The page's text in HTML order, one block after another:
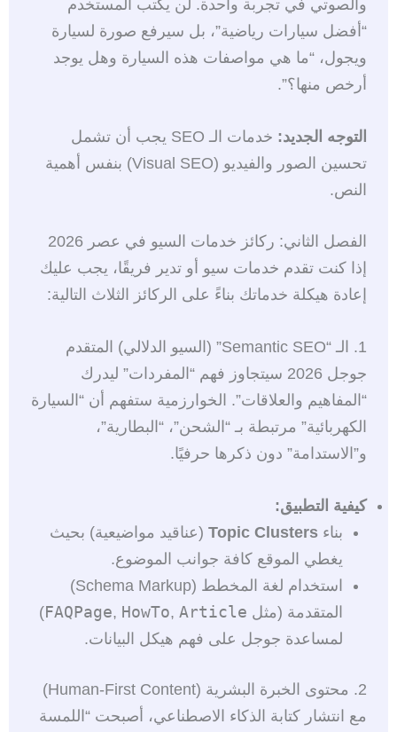
والصوتي في تجربة واحدة. لن يكتب المستخدم
“أفضل سيارات رياضية”، بل سيرفع صورة لسيارة
ويجول، “ما هي مواصفات هذه السيارة وهل يوجد
أرخص منها؟”.
التوجه الجديد:
خدمات الـ SEO يجب أن تشمل
تحسين الصور والفيديو (Visual SEO) بنفس أهمية
النص.
الفصل الثاني: ركائز خدمات السيو في عصر 2026
إذا كنت تقدم خدمات سيو أو تدير فريقًا، يجب عليك
إعادة هيكلة خدماتك بناءً على الركائز الثلاث التالية:
1. الـ “Semantic SEO” (السيو الدلالي) المتقدم
جوجل 2026 سيتجاوز فهم “المفردات” ليدرك
“المفاهيم والعلاقات”. الخوارزمية ستفهم أن “السيارة
الكهربائية” مرتبطة بـ “الشحن”، “البطارية”،
و”الاستدامة” دون ذكرها حرفيًا.
كيفية التطبيق:
بناء Topic Clusters(عناقيد مواضيعية) بحيث
يغطي الموقع كافة جوانب الموضوع.
استخدام لغة المخطط (Schema Markup)
المتقدمة (مثل
FAQPage, HowTo,Article
)
لمساعدة جوجل على فهم هيكل البيانات.
2. محتوى الخبرة البشرية (Human-First Content)
مع انتشار كتابة الذكاء الاصطناعي، أصبحت “اللمسة